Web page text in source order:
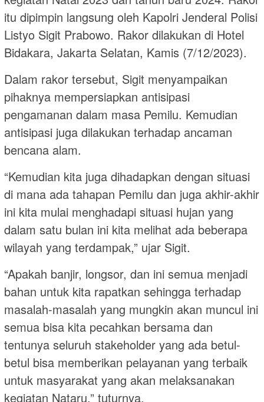
itu dipimpin langsung oleh Kapolri Jenderal Polisi
Listyo Sigit Prabowo. Rakor dilakukan di Hotel
Bidakara, Jakarta Selatan, Kamis (7/12/2023).
Dalam rakor tersebut, Sigit menyampaikan
pihaknya mempersiapkan antisipasi
pengamanan dalam masa Pemilu. Kemudian
antisipasi juga dilakukan terhadap ancaman
bencana alam.
“Kemudian kita juga dihadapkan dengan situasi
di mana ada tahapan Pemilu dan juga akhir-akhir
ini kita mulai menghadapi situasi hujan yang
dalam satu bulan ini kita melihat ada beberapa
wilayah yang terdampak,” ujar Sigit.
“Apakah banjir, longsor, dan ini semua menjadi
bahan untuk kita rapatkan sehingga terhadap
masalah-masalah yang mungkin akan muncul ini
semua bisa kita pecahkan bersama dan
tentunya seluruh stakeholder yang ada betul-
betul bisa memberikan pelayanan yang terbaik
untuk masyarakat yang akan melaksanakan
kegiatan Nataru,” tuturnya.